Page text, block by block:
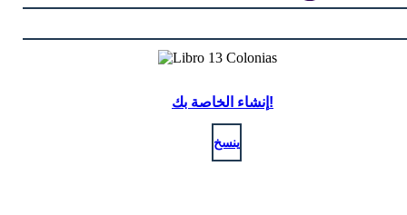
إنشاء الخاصة بك!
ينسخ